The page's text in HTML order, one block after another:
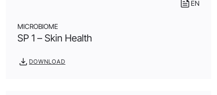
EN
MICROBIOME
SP 1 – Skin Health
DOWNLOAD